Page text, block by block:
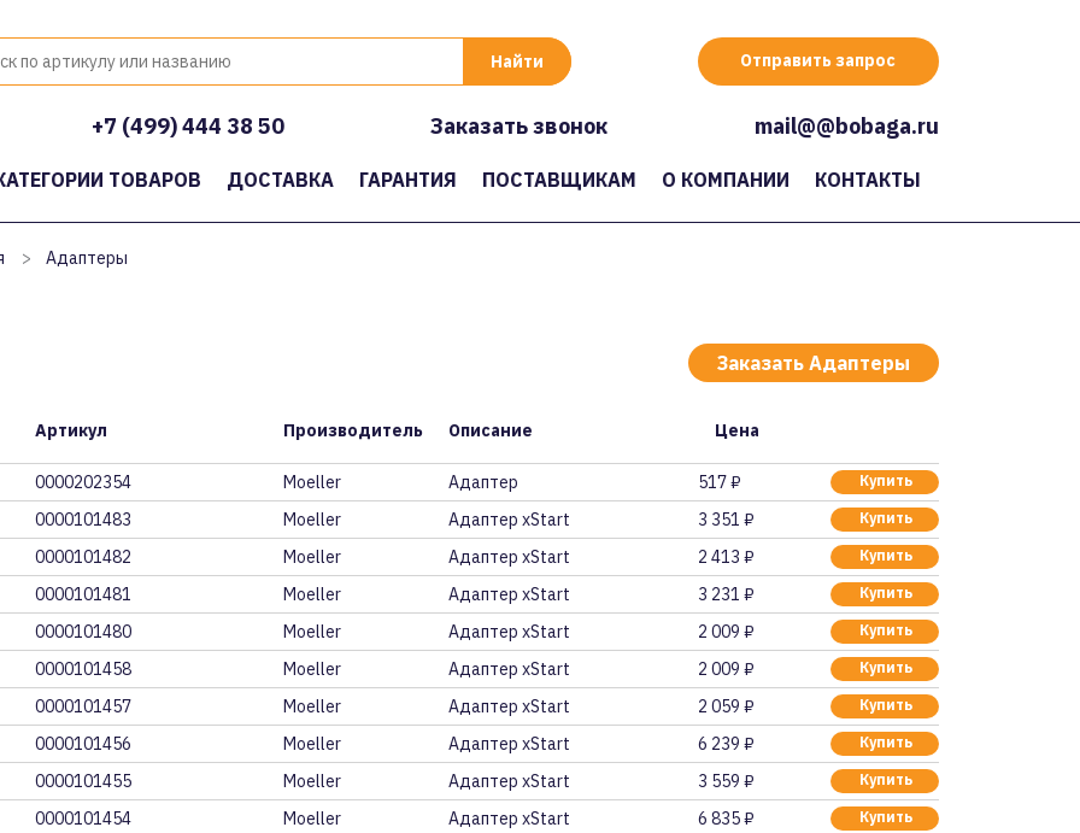
Отправить запрос
+7 (499) 444 38 50 Заказать звонок mail@@bobaga.ru
ТОВАРОВ ДОСТАВКА ГАРАНТИЯ ПОСТАВЩИКАМ О КОМПАНИИ КОНТАКТЫ
> Адаптеры
Заказать Адаптеры
Артикул Производитель Описание Цена
0000202354 Moeller Адаптер 517 ₽ Купить
0000101483 Moeller Адаптер xStart 3 351 ₽ Купить
0000101482 Moeller Адаптер xStart 2 413 ₽ Купить
0000101481 Moeller Адаптер xStart 3 231 ₽ Купить
0000101480 Moeller Адаптер xStart 2 009 ₽ Купить
0000101458 Moeller Адаптер xStart 2 009 ₽ Купить
0000101457 Moeller Адаптер xStart 2 059 ₽ Купить
0000101456 Moeller Адаптер xStart 6 239 ₽ Купить
0000101455 Moeller Адаптер xStart 3 559 ₽ Купить
0000101454 Moeller Адаптер xStart 6 835 ₽ Купить